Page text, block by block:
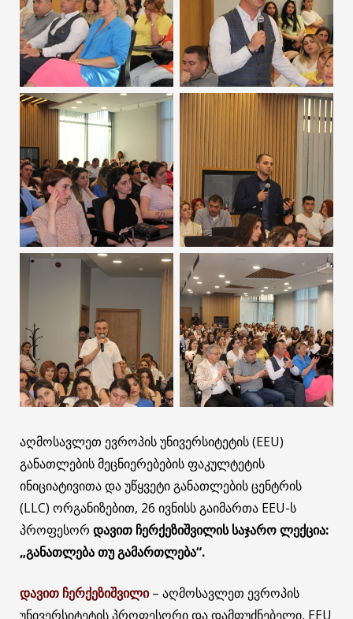
აღმოსავლეთ ევროპის უნივერსიტეტის (EEU)
განათლების მეცნიერებების ფაკულტეტის
ინიციატივითა და უწყვეტი განათლების ცენტრის
(LLC) ორგანიზებით, 26 ივნისს გაიმართა EEU-ს
პროფესორ დავით ჩერქეზიშვილის საჯარო ლექცია:
„განათლება თუ გამართლება“.
დავით ჩერქეზიშვილი– აღმოსავლეთ ევროპის
უნივერსიტეტის პროფესორი და დამფუძნებელი, EEU